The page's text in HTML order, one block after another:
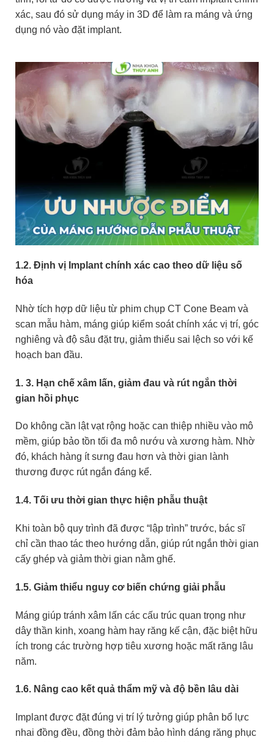
xác, sau đó sử dụng máy in 3D để làm ra máng và ứng
dụng nó vào đặt implant.
1.2. Định vị Implant chính xác cao theo dữ liệu số
hóa
Nhờ tích hợp dữ liệu từ phim chụp CT Cone Beam và
scan mẫu hàm, máng giúp kiểm soát chính xác vị trí, góc
nghiêng và độ sâu đặt trụ, giảm thiểu sai lệch so với kế
hoạch ban đầu.
1. 3. Hạn chế xâm lấn, giảm đau và rút ngắn thời
gian hồi phục
Do không cần lật vạt rộng hoặc can thiệp nhiều vào mô
mềm, giúp bảo tồn tối đa mô nướu và xương hàm. Nhờ
đó, khách hàng ít sưng đau hơn và thời gian lành
thương được rút ngắn đáng kể.
1.4. Tối ưu thời gian thực hiện phẫu thuật
Khi toàn bộ quy trình đã được “lập trình” trước, bác sĩ
chỉ cần thao tác theo hướng dẫn, giúp rút ngắn thời gian
cấy ghép và giảm thời gian nằm ghế.
1.5. Giảm thiểu nguy cơ biến chứng giải phẫu
Máng giúp tránh xâm lấn các cấu trúc quan trọng như
dây thần kinh, xoang hàm hay răng kế cận, đặc biệt hữu
ích trong các trường hợp tiêu xương hoặc mất răng lâu
năm.
1.6. Nâng cao kết quả thẩm mỹ và độ bền lâu dài
Implant được đặt đúng vị trí lý tưởng giúp phân bổ lực
nhai đồng đều, đồng thời đảm bảo hình dáng răng phục